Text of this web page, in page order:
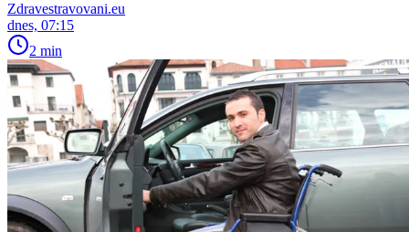
Zdravestravovani.eu
dnes, 07:15
2 min